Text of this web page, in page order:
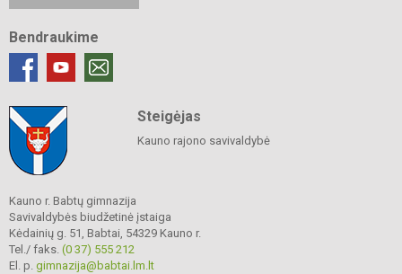
Bendraukime
Steigėjas
Kauno rajono savivaldybė
Kauno r. Babtų gimnazija
Savivaldybės biudžetinė įstaiga
Kėdainių g. 51, Babtai, 54329 Kauno r.
Tel./ faks. (0 37) 555 212
El. p. gimnazija@babtai.lm.lt